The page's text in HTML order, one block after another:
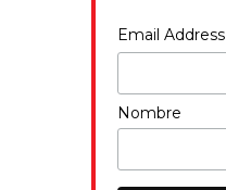
Email Address
Nombre